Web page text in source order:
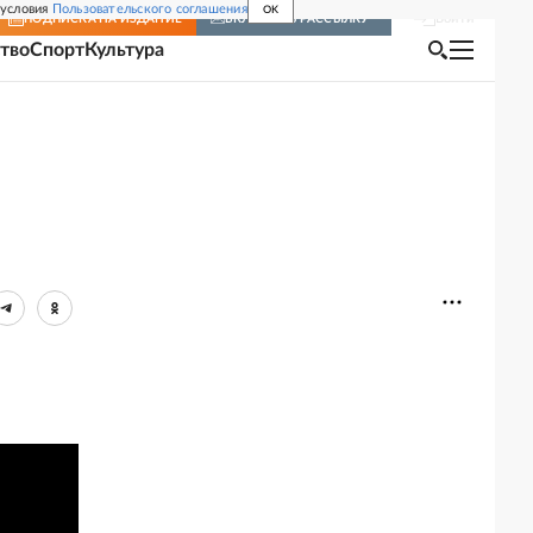
Пользовательского соглашения OK
ПОДПИСКА НА ИЗДАНИЕ ВКЛЮЧИТЬ РАССЫЛКУ
СпортКультура